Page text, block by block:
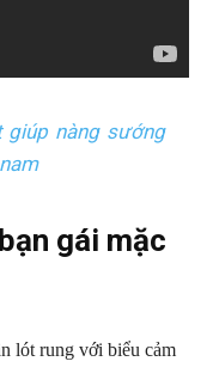
nàng sướng
gái mặc
lót rung với biểu cảm